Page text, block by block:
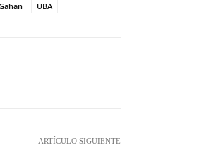
UBA
ARTÍCULO SIGUIENTE